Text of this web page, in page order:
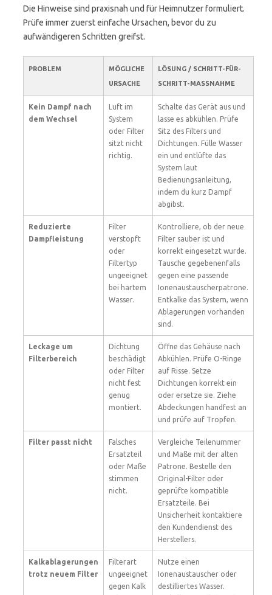
Die Hinweise sind praxisnah und für Heimnutzer formuliert.
Prüfe immer zuerst einfache Ursachen, bevor du zu
aufwändigeren Schritten greifst.
PROBLEM
MÖGLICHE
URSACHE
LÖSUNG / SCHRITT-FÜR-
SCHRITT-MASSNAHME
Kein Dampf nach
dem Wechsel
Luft im
System
oder Filter
sitzt nicht
richtig.
Schalte das Gerät aus und
lasse es abkühlen. Prüfe
Sitz des Filters und
Dichtungen. Fülle Wasser
ein und entlüfte das
System laut
Bedienungsanleitung,
indem du kurz Dampf
abgibst.
Reduzierte
Dampfleistung
Filter
verstopft
oder
Filtertyp
ungeeignet
bei hartem
Wasser.
Kontrolliere, ob der neue
Filter sauber ist und
korrekt eingesetzt wurde.
Tausche gegebenenfalls
gegen eine passende
Ionenaustauscherpatrone.
Entkalke das System, wenn
Ablagerungen vorhanden
sind.
Leckage um
Filterbereich
Dichtung
beschädigt
oder Filter
nicht fest
genug
montiert.
Öffne das Gehäuse nach
Abkühlen. Prüfe O-Ringe
auf Risse. Setze
Dichtungen korrekt ein
oder ersetze sie. Ziehe
Abdeckungen handfest an
und prüfe auf Tropfen.
Filter passt nicht
Falsches
Ersatzteil
oder Maße
stimmen
nicht.
Vergleiche Teilenummer
und Maße mit der alten
Patrone. Bestelle den
Original-Filter oder
geprüfte kompatible
Ersatzteile. Bei
Unsicherheit kontaktiere
den Kundendienst des
Herstellers.
Kalkablagerungen
trotz neuem Filter
Filterart
ungeeignet
gegen Kalk
Nutze einen
Ionenaustauscher oder
destilliertes Wasser.